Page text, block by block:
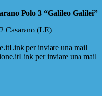
Polo 3 “Galileo Galilei”
Casarano (LE)
Link per inviare una mail
Link per inviare una mail